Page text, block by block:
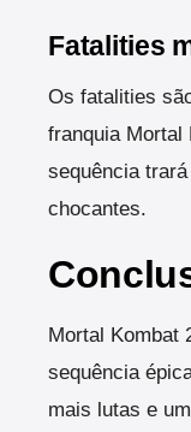
Fatalities
Os fatalities
franquia Mortal
sequência
chocantes.
Mortal Kombat
sequência
mais lutas e